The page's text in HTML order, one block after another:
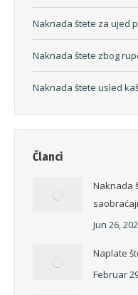
Naknada štete za ujed
Naknada štete zbog
Naknada štete usled
Članci
Naknada
Jun 26,
Naplate
Februar